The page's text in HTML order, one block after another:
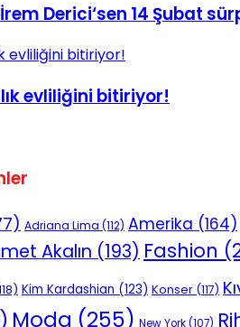
Derici‘sen 14 Şubat
evliliğini bitiriyor!
Adriana Lima (112) Amerika (164)
Akalın (193) Fashion
Kim Kardashian (123) Konser (117)
Moda (255) New York(107)